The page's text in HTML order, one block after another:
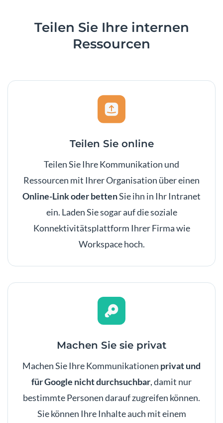
Teilen Sie Ihre internen
Ressourcen
Teilen Sie online
Teilen Sie Ihre Kommunikation und
Ressourcen mit Ihrer Organisation über einen
Online-Link oder bettenSie ihn in Ihr Intranet
ein. Laden Sie sogar auf die soziale
Konnektivitätsplattform Ihrer Firma wie
Workspace hoch.
Machen Sie sie privat
Machen Sie Ihre Kommunikationen privat und
für Google nicht durchsuchbar, damit nur
bestimmte Personen darauf zugreifen können.
Sie können Ihre Inhalte auch mit einem